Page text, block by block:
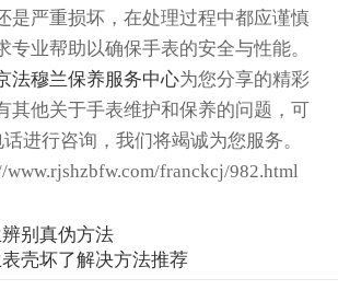
是严重损坏，在处理过程中都应谨慎
专业帮助以确保手表的安全与性能。
法穆兰保养服务中心为您分享的精彩
其他关于手表维护和保养的问题，可
进行咨询，我们将竭诚为您服务。
franckcj/982.html
别真伪方法
壳坏了解决方法推荐